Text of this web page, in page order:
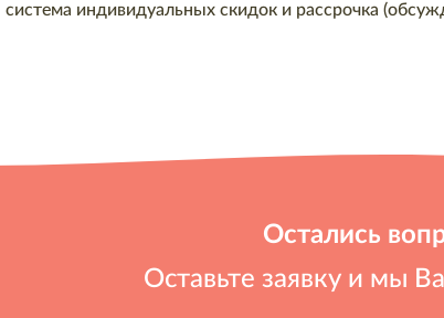
индивидуальных скидок и рассрочка
Остались
Оставьте заявку и мы